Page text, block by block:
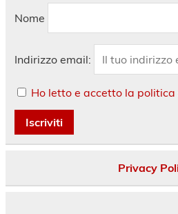
Nome
Indirizzo email:
Ho letto e accetto la
Privacy